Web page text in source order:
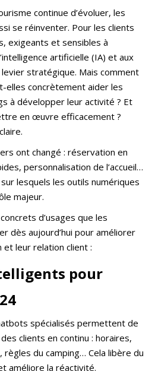
continue d’évoluer, les
se réinventer. Pour les clients
exigeants et sensibles à
artificielle (IA) et aux
stratégique. Mais comment
elles concrètement aider les
à développer leur activité ? Et
en œuvre efficacement ?
ont changé : réservation en
personnalisation de l’accueil…
lesquels les outils numériques
majeur.
d’usages que les
dès aujourd’hui pour améliorer
leur relation client :
pour
spécialisés permettent de
clients en continu : horaires,
règles du camping… Cela libère du
améliore la réactivité.